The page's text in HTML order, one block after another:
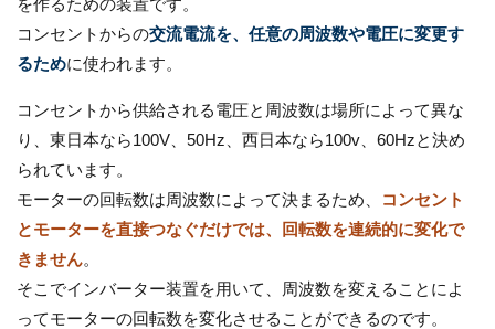
コンセントからの交流電流を、任意の周波数や電圧に変更す
るために使われます。
コンセントから供給される電圧と周波数は場所によって異な
り、東日本なら100V、50Hz、西日本なら100v、60Hzと決め
られています。
モーターの回転数は周波数によって決まるため、
コンセント
とモーターを直接つなぐだけでは、回転数を連続的に変化で
きません。
そこでインバーター装置を用いて、周波数を変えることによ
ってモーターの回転数を変化させることができるのです。